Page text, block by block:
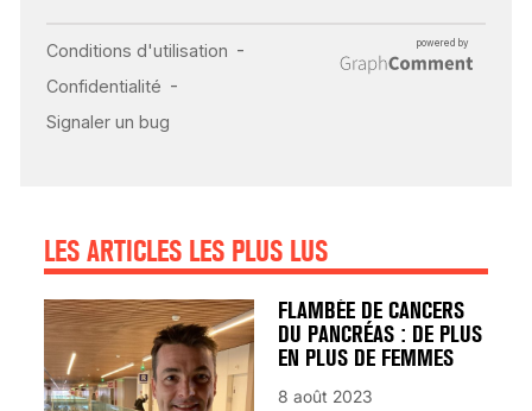
LES ARTICLES LES PLUS LUS
INSUFFISANCE
CARDIAQUE : LES
FLAMBÉE DE CANCERS
DU PANCRÉAS : DE PLUS
EN PLUS DE FEMMES
8 août 2023